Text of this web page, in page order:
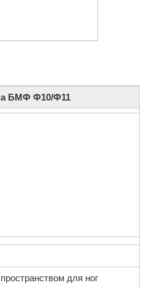
БМФ Ф10/Ф11
для ног